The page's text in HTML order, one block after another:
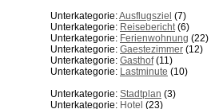
Unterkategorie:Ausflugsziel (7)
Unterkategorie: Reisebericht(6)
Unterkategorie: Ferienwohnung (22)
Unterkategorie: Gaestezimmer (12)
Unterkategorie: Gasthof(11)
Unterkategorie: Lastminute (10)
Unterkategorie: Stadtplan (3)
Unterkategorie: Hotel (23)